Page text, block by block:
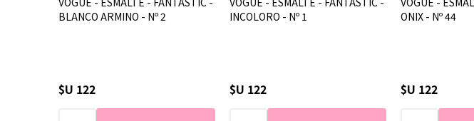
BLANCO ARMINO - Nº 2
$U 122
INCOLORO - Nº 1
$U 122
ONIX - Nº 44
$U 122